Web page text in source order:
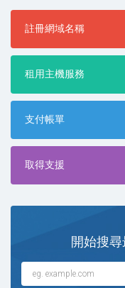
公告
聯絡我們
註冊網域名稱
租用主機服務
支付帳單
取得支援
開始搜